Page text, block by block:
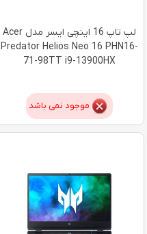
لپ تاپ 16 اینچی ایسر مدل Acer
Predator Helios Neo 16 PHN16-
71-98TT i9-13900HX
موجود نمی باشد